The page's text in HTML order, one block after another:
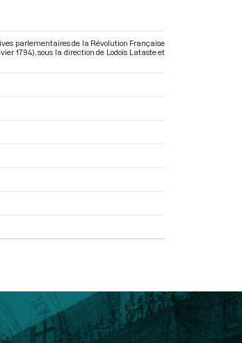
parlementaires de la Révolution Française
1794) , sous la direction de Lodoïs Lataste et